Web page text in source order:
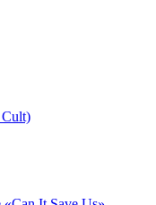
Cult)